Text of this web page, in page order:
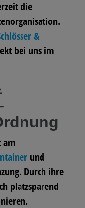
die
&
bei uns im
am
und
Durch ihre
platzsparend